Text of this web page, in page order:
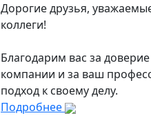
Дорогие друзья,
коллеги!
Благодарим вас за
компании и за ваш
подход к своему делу.
Подробнее